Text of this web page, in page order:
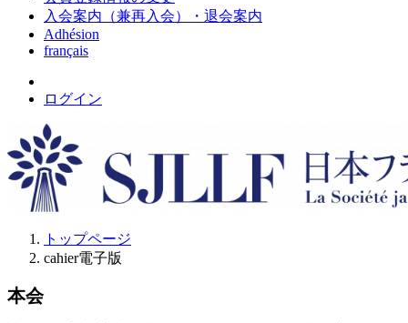
入会案内（兼再入会）・退会案内
Adhésion
français
ログイン
トップページ
cahier電子版
本会